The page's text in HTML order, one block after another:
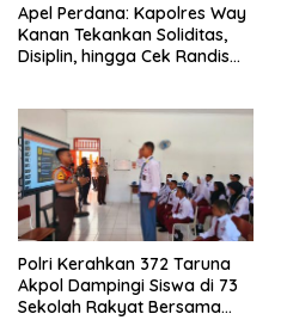
Apel Perdana: Kapolres Way
Kanan Tekankan Soliditas,
Disiplin, hingga Cek Randis
Polri Kerahkan 372 Taruna
Akpol Dampingi Siswa di 73
Sekolah Rakyat Bersama